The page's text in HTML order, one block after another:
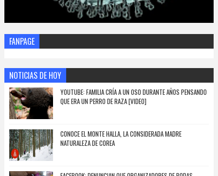
FANPAGE
NOTICIAS DE HOY
YOUTUBE: FAMILIA CRÍA A UN OSO DURANTE AÑOS PENSANDO
QUE ERA UN PERRO DE RAZA [VIDEO]
CONOCE EL MONTE HALLA, LA CONSIDERADA MADRE
NATURALEZA DE COREA